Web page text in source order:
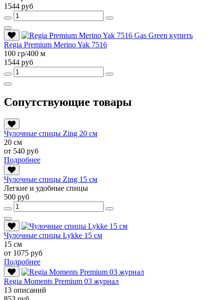
1544 руб
Regia Premium Merino Yak 7516
100 гр/400 м
1544 руб
Сопутствующие товары
Чулочные спицы Zing 20 см
20 см
от 540 руб
Подробнее
Чулочные спицы Zing 15 см
Легкие и удобные спицы
500 руб
Чулочные спицы Lykke 15 см
15 см
от 1075 руб
Подробнее
Regia Moments Premium 03 журнал
13 описаний